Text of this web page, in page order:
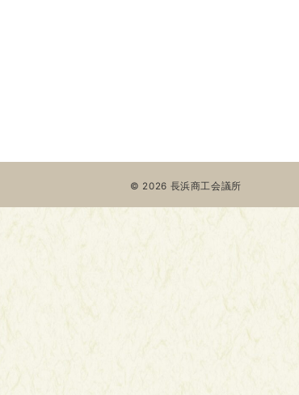
© 2026 長浜商工会議所